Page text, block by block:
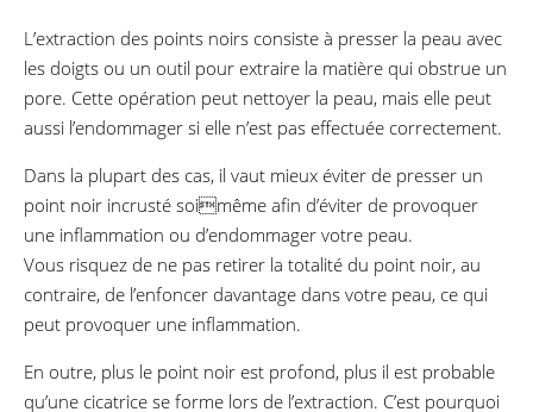
L’extraction des points noirs consiste à presser la peau avec
les doigts ou un outil pour extraire la matière qui obstrue un
pore. Cette opération peut nettoyer la peau, mais elle peut
aussi l’endommager si elle n’est pas effectuée correctement.
Dans la plupart des cas, il vaut mieux éviter de presser un
point noir incrusté soimême afin d’éviter de provoquer
une inflammation ou d’endommager votre peau.
Vous risquez de ne pas retirer la totalité du point noir, au
contraire, de l’enfoncer davantage dans votre peau, ce qui
peut provoquer une inflammation.
En outre, plus le point noir est profond, plus il est probable
qu’une cicatrice se forme lors de l’extraction. C’est pourquoi